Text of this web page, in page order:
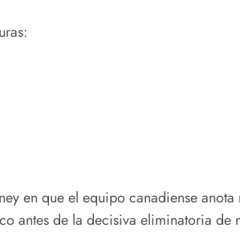
en que el equipo canadiense
antes de la decisiva eliminatoria de